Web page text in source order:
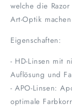
welche die
Art-Optik
Eigenschaften:
- HD-Linsen mit
Auflösung und
- APO-Linsen:
optimale